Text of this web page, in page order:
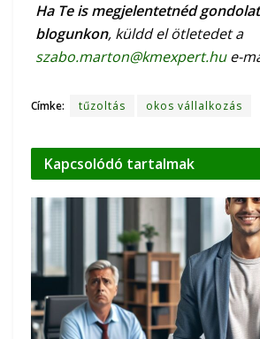
Ha Te is megjelentetnéd
blogunkon, küldd el ötletedet a
szabo.marton@kmexpert.hue-
Címke: tűzoltás okos vállalkozás
Kapcsolódó tartalmak